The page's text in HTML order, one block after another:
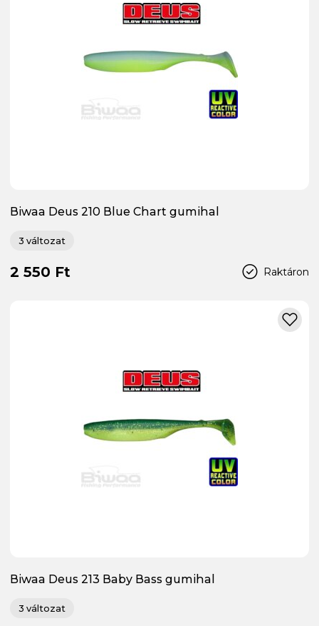
Biwaa Deus 210 Blue Chart gumihal
3 változat
Raktáron
2 550 Ft
Biwaa Deus 213 Baby Bass gumihal
3 változat